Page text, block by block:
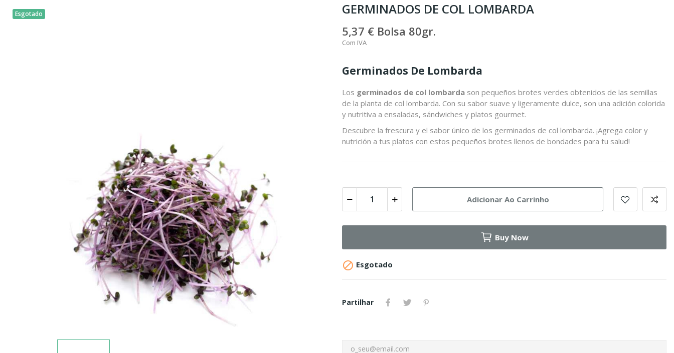
Esgotado GERMINADOS DE COL LOMBARDA
5,37 € Bolsa 80gr.
Com IVA
Germinados De Lombarda
Los germinados de col lombarda son pequeños brotes verdes obtenidos de las semillas
de la planta de col lombarda. Con su sabor suave y ligeramente dulce, son una adición colorida
y nutritiva a ensaladas, sándwiches y platos gourmet.
Descubre la frescura y el sabor único de los germinados de col lombarda. ¡Agrega color y
nutrición a tus platos con estos pequeños brotes llenos de bondades para tu salud!
Adicionar Ao Carrinho
Buy Now
 Esgotado
Partilhar